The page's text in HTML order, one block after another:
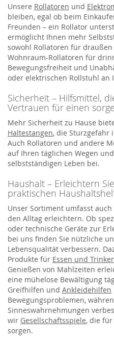
Unsere Rollatoren und
bleiben, egal ob beim
Freunden – ein Rollator
ermöglicht Ihnen mehr
sowohl Rollatoren für
Wohnraum-Rollatoren für
Bewegungsfreiheit und
oder elektrischen Rollstuhl an
Sicherheit – Hilfsmittel,
Vertrauen für einen
Mehr Sicherheit zu Hause
Haltestangen, die Sturzgefahr
Auch Rollatoren und andere
auf Ihren täglichen Wegen
selbstständigen Leben bei.
Haushalt – Erleichtern
praktischen
Unser Sortiment umfasst
den Alltag erleichtern. Ob
oder technische Geräte zur
bei uns finden Sie nützliche
Lebensqualität verbessern.
Produkte für Essen und
Genießen von Mahlzeiten
eine mühelose Bewältigung
Greifhilfen und Ankleidehilfen
Bewegungsproblemen,
Sinneswahrnehmungen
wir Gesellschaftsspiele, die
sorgen.